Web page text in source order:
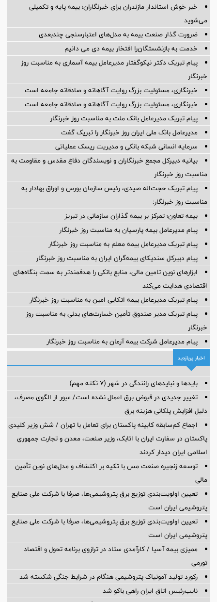
ثبت بیش از ۶ هزار تردد در مسیر دریایی کیش در هفته گذشته
روایت مسئولانه رسانه‌ها، پشتوانه امید و اعتماد در روزهــای بازسازی
است
خبر خوش استاندار مازندران برای خبرنگاران؛‌ بیمه پایه و ‌تکمیلی
می‌شوید
ضرورت گذار صنعت بیمه به مدل‌های اعتبارسنجی چندبعدی
خدمت به بازنشستگان‌را افتخار بیمه دی می دانیم
پیام تبریک دکتر نیکوگفتار مدیرعامل بیمه آسماری به مناسبت روز
خبرنگار
خبرنگاری، مسئولیت بزرگ روایت آگاهانه و صادقانه جامعه است
خبرنگاری، مسئولیت بزرگ روایت آگاهانه و صادقانه جامعه است
پیام تبریک مدیرعامل بانک ملت به مناسبت روز خبرنگار
مدیرعامل بانک ملی ایران روز خبرنگار را تبریک گفت
سرمایه انسانی شبکه بانکی و مدیریت ریسک عملیاتی
بیانیه دبیرکل مجمع خبرنگاران و نویسندگان دفاع مقدس و مقاومت به
مناسبت روز خبرنگار
پیام تبریک حجت‌اله صیدی، رئیس سازمان بورس و اوراق بهادار به
مناسبت روز خبرنگار:
بیمه تعاون؛ تمرکز بر بیمه گذاران سازمانی در تبریز
پیام مدیرعامل بیمه پارسیان به مناسبت روز خبرنگار
پیام تبریک مدیرعامل بیمه معلم به مناسبت روز خبرنگار
پیام دبیرکل سندیکای بیمه‌گران ایران به مناسبت روز خبرنگار
ابزارهای نوین تامین مالی، منابع بانکی را هدفمندتر به سمت بنگاه‌های
اقتصادی هدایت می‌کند
پیام تبریک مدیرعامل بیمه اتکایی امین به مناسبت روز خبرنگار
پیام تبریک مدیر صندوق تأمین خسارت‌های بدنی به مناسبت روز
خبرنگار
پیام مدیرعامل شرکت بیمه آرمان به مناسبت روز خبرنگار
اخبار پربازدید
بایدها و نبایدهای رانندگی در شهر (۷ نکته مهم)
تغییر جدیدی در قبوض برق اعمال نشده است/ عبور از الگوی مصرف،
دلیل افزایش پلکانی هزینه برق
پاکستان در سفارت ایران با اتابک، وزیر صنعت، معدن و تجارت جمهوری
اسلامی ایران دیدار کردند
توسعه زنجیره صنعت مس با تکیه بر اکتشاف و مدل‌های نوین تأمین
مالی
تعیین اولویت‌بندی توزیع برق پتروشیمی‌ها، صرفا با شرکت ملی صنایع
پتروشیمی ایران است
تعیین اولویت‌بندی توزیع برق پتروشیمی‌ها، صرفا با شرکت ملی صنایع
پتروشیمی ایران است